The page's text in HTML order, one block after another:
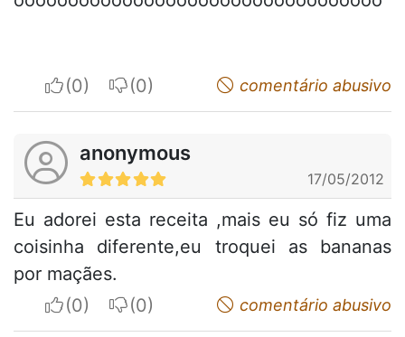
I apreciateI do not appreciatecomentário abusivo
anonymous
17/05/2012
Eu adorei esta receita ,mais eu só fiz uma
coisinha diferente,eu troquei as bananas
por maçães.
I apreciateI do not appreciatecomentário abusivo